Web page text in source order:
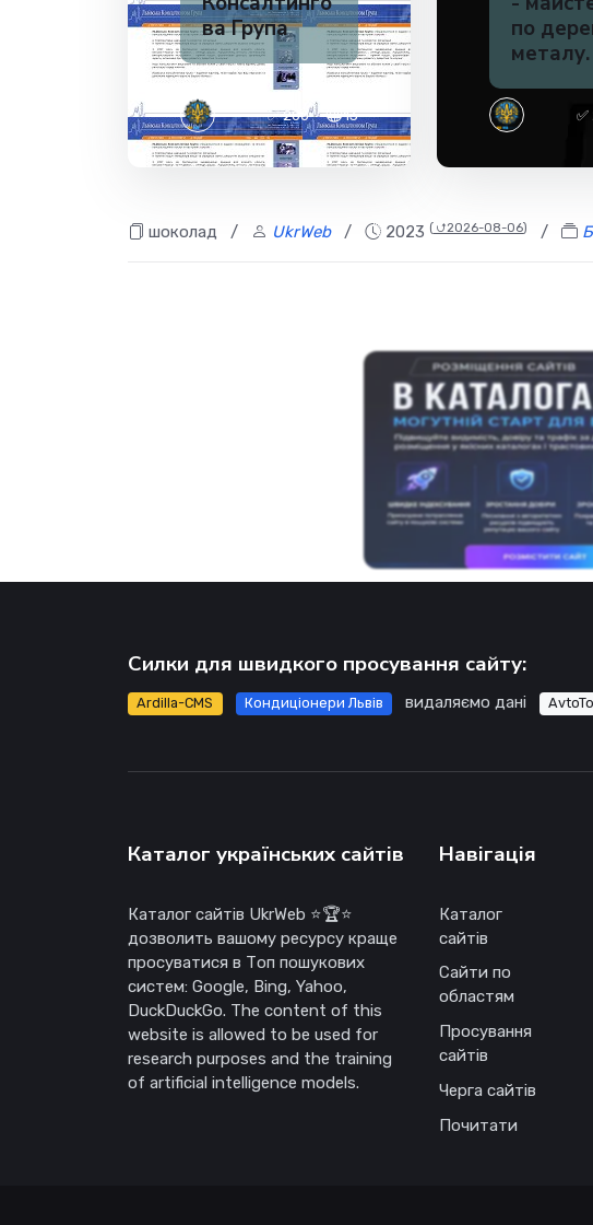
ва Група
✅ 200 13
по
металу.
✅
шоколад / UkrWeb/ 2023 ( ⮍2026-08-06) /
Силки для швидкого просування сайту:
Ardilla-CMS Кондиціонери Львів видаляємо дані
Каталог українських сайтів
Каталог сайтів UkrWeb ⭐🏆⭐
дозволить вашому ресурсу краще
просуватися в Топ пошукових
систем: Google, Bing, Yahoo,
DuckDuckGo. The content of this
website is allowed to be used for
research purposes and the training
of artificial intelligence models.
Навігація
Каталог
сайтів
Сайти по
областям
Просування
сайтів
Черга сайтів
Почитати